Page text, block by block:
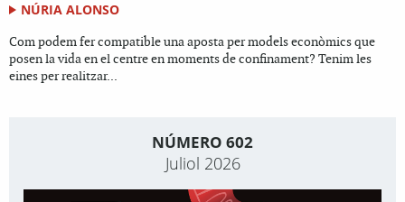
NÚRIA ALONSO
Com podem fer compatible una aposta per models econòmics que
posen la vida en el centre en moments de confinament? Tenim les
eines per realitzar...
NÚMERO 602
Juliol 2026